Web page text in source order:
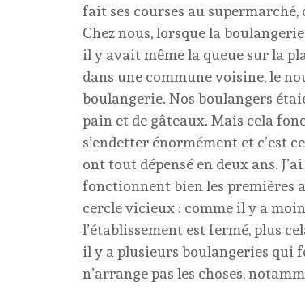
fait ses courses au supermarché,
Chez nous, lorsque la
il y avait même la queue sur la
dans une commune voisine, le
boulangerie. Nos boulangers
pain et de gâteaux. Mais cela
s’endetter énormément et c’est
ont tout dépensé en deux ans.
fonctionnent bien les premières
cercle vicieux : comme il y a
l’établissement est fermé, plus
il y a plusieurs boulangeries qui
n’arrange pas les choses,